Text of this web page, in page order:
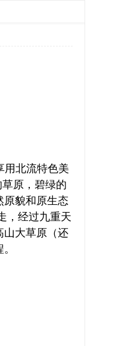
用北流特色美
原，碧绿的
原貌和原生态
，经过九重天
山大草原（还